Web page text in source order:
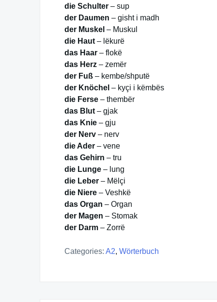
die Schulter – sup
der Daumen – gisht i madh
der Muskel – Muskul
die Haut – lëkurë
das Haar – flokë
das Herz – zemër
der Fuß – kembe/shputë
der Knöchel – kyçi i këmbës
die Ferse – thembër
das Blut – gjak
das Knie – gju
der Nerv – nerv
die Ader – vene
das Gehirn – tru
die Lunge – lung
die Leber – Mëlçi
die Niere – Veshkë
das Organ – Organ
der Magen – Stomak
der Darm – Zorrë
Categories: A2, Wörterbuch